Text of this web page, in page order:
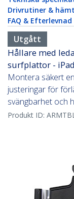
Drivrutiner &
FAQ & Efterlevnad
Utgått
Hållare med
surfplattor -
Montera säkert
justeringar för
svängbarhet och
Produkt ID: